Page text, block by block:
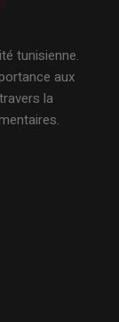
tunisienne.
aux
la